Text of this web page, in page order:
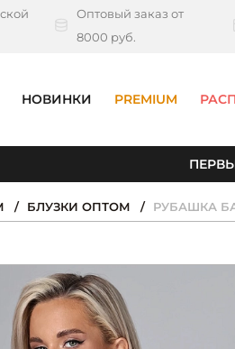
Оптовый заказ от
8000 руб.
НОВИНКИ PREMIUM
БЛУЗКИ ОПТОМ РУБАШКА